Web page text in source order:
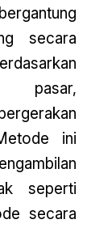
secara
pasar,
ini
seperti
secara